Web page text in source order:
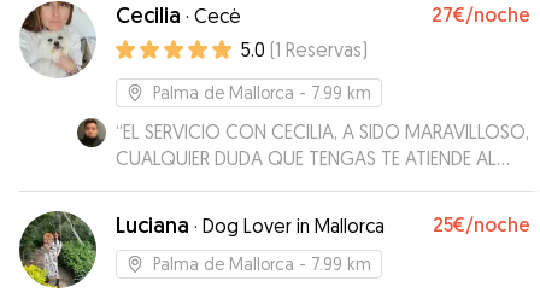
Cecilia · Cecė 27€/noche
5.0 (1 Reservas)
Palma de Mallorca - 7.99 km
“EL SERVICIO CON CECILIA, A SIDO MARAVILLOSO,
CUALQUIER DUDA QUE TENGAS TE ATIENDE AL
MOMENTO Y TE LO EXPLICA MUY BIEN, TIENE
MUCHISIMO ESPACIO LIBRE PARA QUE PUEDA
JUGAR Y CORRER EL PERRO. ADEMÁS POR FALLO
MÍO ME ORGANICE MAL DE FECHAS Y SE ADAPTO
Luciana · Dog Lover in Mallorca 25€/noche
Palma de Mallorca - 7.99 km